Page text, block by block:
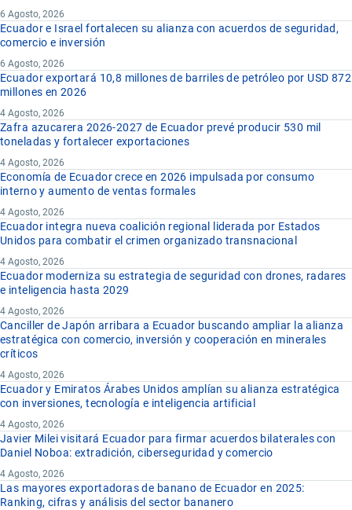
6 Agosto, 2026
Ecuador e Israel fortalecen su alianza con acuerdos de seguridad,
comercio e inversión
6 Agosto, 2026
Ecuador exportará 10,8 millones de barriles de petróleo por USD 872
millones en 2026
4 Agosto, 2026
Zafra azucarera 2026-2027 de Ecuador prevé producir 530 mil
toneladas y fortalecer exportaciones
4 Agosto, 2026
Economía de Ecuador crece en 2026 impulsada por consumo
interno y aumento de ventas formales
4 Agosto, 2026
Ecuador integra nueva coalición regional liderada por Estados
Unidos para combatir el crimen organizado transnacional
4 Agosto, 2026
Ecuador moderniza su estrategia de seguridad con drones, radares
e inteligencia hasta 2029
4 Agosto, 2026
Canciller de Japón arribara a Ecuador buscando ampliar la alianza
estratégica con comercio, inversión y cooperación en minerales
críticos
4 Agosto, 2026
Ecuador y Emiratos Árabes Unidos amplían su alianza estratégica
con inversiones, tecnología e inteligencia artificial
4 Agosto, 2026
Javier Milei visitará Ecuador para firmar acuerdos bilaterales con
Daniel Noboa: extradición, ciberseguridad y comercio
4 Agosto, 2026
Las mayores exportadoras de banano de Ecuador en 2025:
Ranking, cifras y análisis del sector bananero